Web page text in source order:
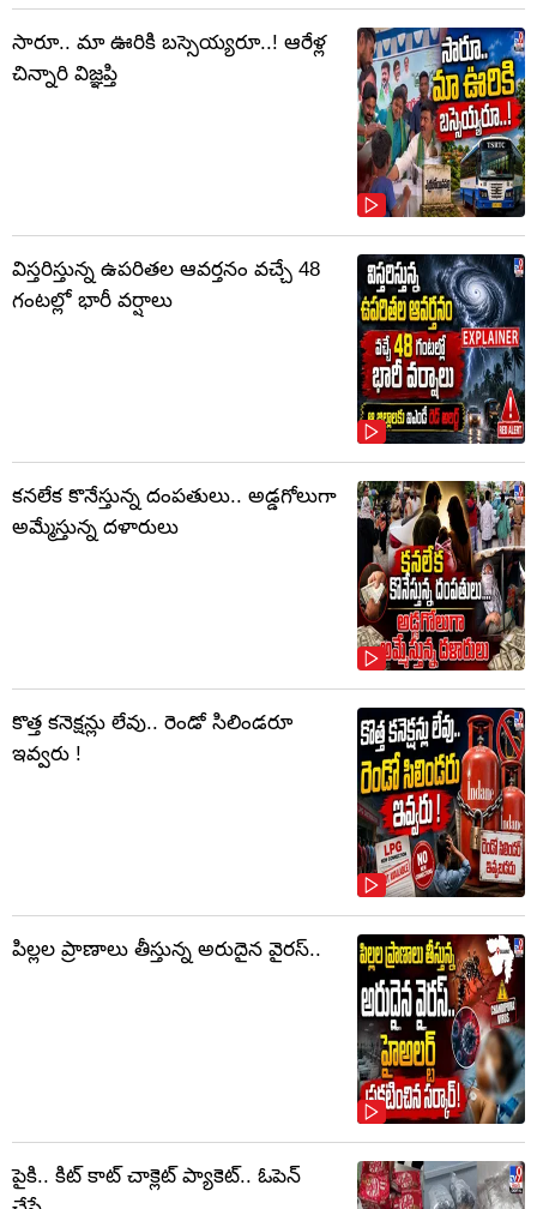
సారూ.. మా ఊరికి బస్సెయ్యరూ..! ఆరేళ్ల
చిన్నారి విజ్ఞప్తి
విస్తరిస్తున్న ఉపరితల ఆవర్తనం వచ్చే 48
గంటల్లో భారీ వర్షాలు
కనలేక కొనేస్తున్న దంపతులు.. అడ్డగోలుగా
అమ్మేస్తున్న దళారులు
కొత్త కనెక్షన్లు లేవు.. రెండో సిలిండరూ
ఇవ్వరు !
పిల్లల ప్రాణాలు తీస్తున్న అరుదైన వైరస్..
పైకి.. కిట్‌ కాట్‌ చాక్లెట్ ప్యాకెట్‌.. ఓపెన్‌